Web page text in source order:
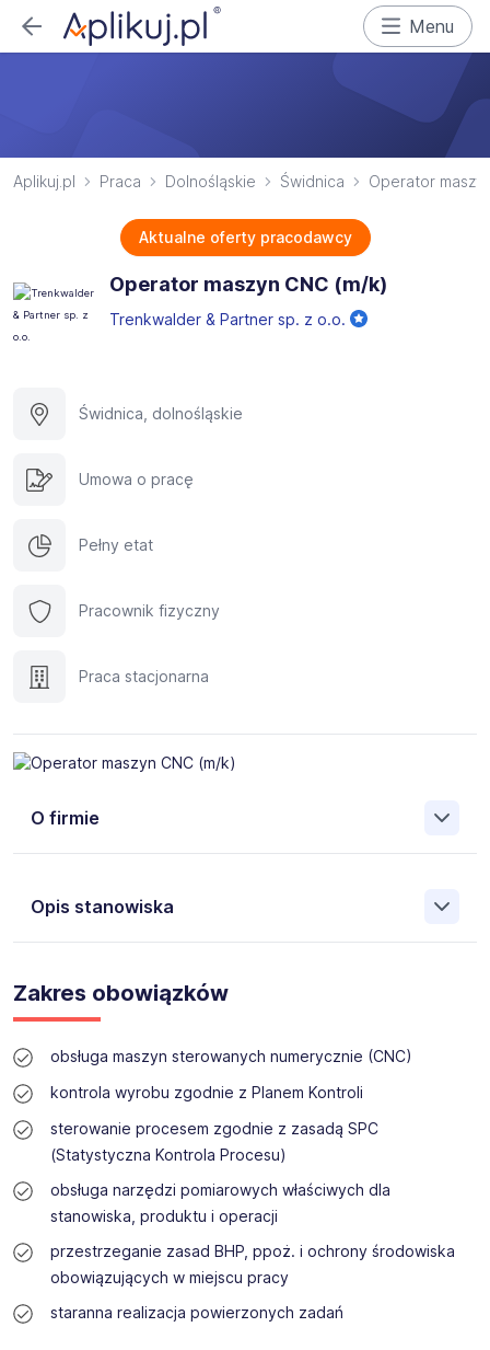
Menu
Aplikuj.pl Praca Dolnośląskie Świdnica Operator
Aktualne oferty pracodawcy
Operator maszyn CNC (m/k)
Trenkwalder & Partner sp. z o.o.
Świdnica, dolnośląskie
Umowa o pracę
Pełny etat
Pracownik fizyczny
Praca stacjonarna
O firmie
rekrutacjach, pracy tymczasowej, delegowaniu
pracowników, outsourcingu oraz doradztwie HR. Od
kandydatów w rozwoju kariery zawodowej, a firmom
pomagamy budować efektywne zespoły.
HR Tech oraz rozwiązania outsourcingowe, aby
rynku pracy.
Działając poprzez sieć 200 oddziałów w Europie i
kilkunastu biur terenowych w Polsce, łączymy znajomość
doświadczeniem.
Rekrutujemy pracowników na wszystkie poziomy
stanowisk: podstawowe, techniczne, inżynierskie,
specjalistyczne i menedżerskie dla firm w Polsce,
Niemczech i innych krajach Europy. Niezależnie od tego,
czy szukasz pierwszej pracy, kolejnego kroku w karierze,
Opis stanowiska
stanowisko Operator maszyn CNC (m/k).
Zakres obowiązków
obsługa maszyn sterowanych numerycznie (CNC)
kontrola wyrobu zgodnie z Planem Kontroli
sterowanie procesem zgodnie z zasadą SPC
(Statystyczna Kontrola Procesu)
obsługa narzędzi pomiarowych właściwych dla
stanowiska, produktu i operacji
przestrzeganie zasad BHP, ppoż. i ochrony środowiska
obowiązujących w miejscu pracy
staranna realizacja powierzonych zadań